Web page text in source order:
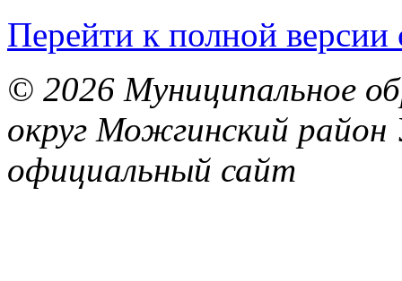
Перейти к полной версии
© 2026 Муниципальное
округ Можгинский район
официальный сайт